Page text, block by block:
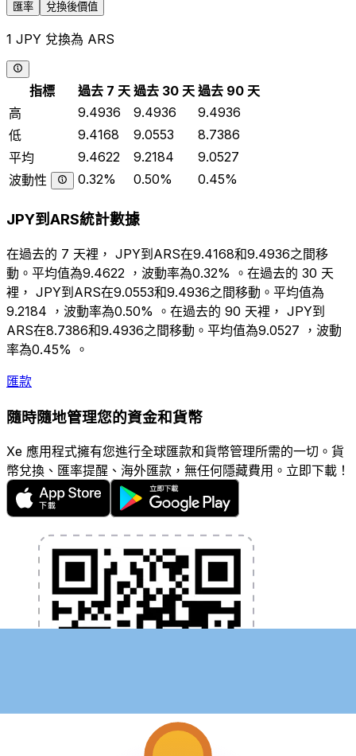
匯率 兌換後價值
1 JPY 兌換為 ARS
指標 過去 7 天 過去 30 天 過去 90 天
高
9.4936 9.4936
9.4936
低
9.4168 9.0553
8.7386
平均
9.4622 9.2184
9.0527
波動性
0.32% 0.50% 0.45%
JPY到ARS統計數據
在過去的 7 天裡， JPY到ARS在9.4168和9.4936之間移
動。平均值為9.4622 ，波動率為0.32% 。在過去的 30 天
裡， JPY到ARS在9.0553和9.4936之間移動。平均值為
9.2184 ，波動率為0.50% 。在過去的 90 天裡， JPY到
ARS在8.7386和9.4936之間移動。平均值為9.0527 ，波動
率為0.45% 。
匯款
隨時隨地管理您的資金和貨幣
Xe 應用程式擁有您進行全球匯款和貨幣管理所需的一切。貨
幣兌換、匯率提醒、海外匯款，無任何隱藏費用。立即下載！